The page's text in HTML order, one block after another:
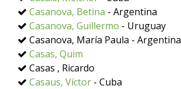
Casanova, Betina - Argentina
Casanova, Guillermo - Uruguay
Casanova, María Paula - Argentina
Casas, Quim
Casas , Ricardo
Casaus, Víctor - Cuba